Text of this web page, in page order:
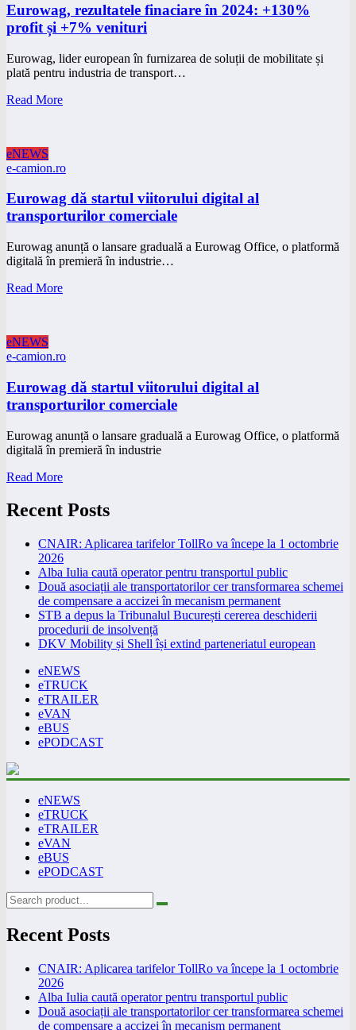
Eurowag, rezultatele finaciare în 2024: +130%
profit și +7% venituri
Eurowag, lider european în furnizarea de soluții de mobilitate și
plată pentru industria de transport…
Read More
eNEWS
e-camion.ro
Eurowag dă startul viitorului digital al
transporturilor comerciale
Eurowag anunță o lansare graduală a Eurowag Office, o platformă
digitală în premieră în industrie…
Read More
eNEWS
e-camion.ro
Eurowag dă startul viitorului digital al
transporturilor comerciale
Eurowag anunță o lansare graduală a Eurowag Office, o platformă
digitală în premieră în industrie
Read More
Recent Posts
CNAIR: Aplicarea tarifelor TollRo va începe la 1 octombrie
2026
Alba Iulia caută operator pentru transportul public
Două asociații ale transportatorilor cer transformarea schemei
de compensare a accizei în mecanism permanent
STB a depus la Tribunalul București cererea deschiderii
procedurii de insolvență
DKV Mobility și Shell își extind parteneriatul european
eNEWS
eTRUCK
eTRAILER
eVAN
eBUS
ePODCAST
eNEWS
eTRUCK
eTRAILER
eVAN
eBUS
ePODCAST
Recent Posts
CNAIR: Aplicarea tarifelor TollRo va începe la 1 octombrie
2026
Alba Iulia caută operator pentru transportul public
Două asociații ale transportatorilor cer transformarea schemei
de compensare a accizei în mecanism permanent